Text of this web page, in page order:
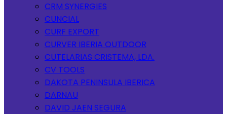
CRM SYNERGIES
CUNCIAL
CURF EXPORT
CURVER IBERIA OUTDOOR
CUTELARIAS CRISTEMA, LDA.
CV TOOLS
DAKOTA PENINSULA IBERICA
DARNAU
DAVID JAEN SEGURA